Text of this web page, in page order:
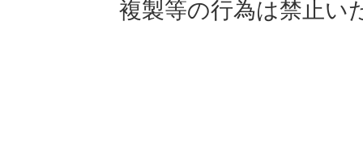
複製等の行為は禁止い